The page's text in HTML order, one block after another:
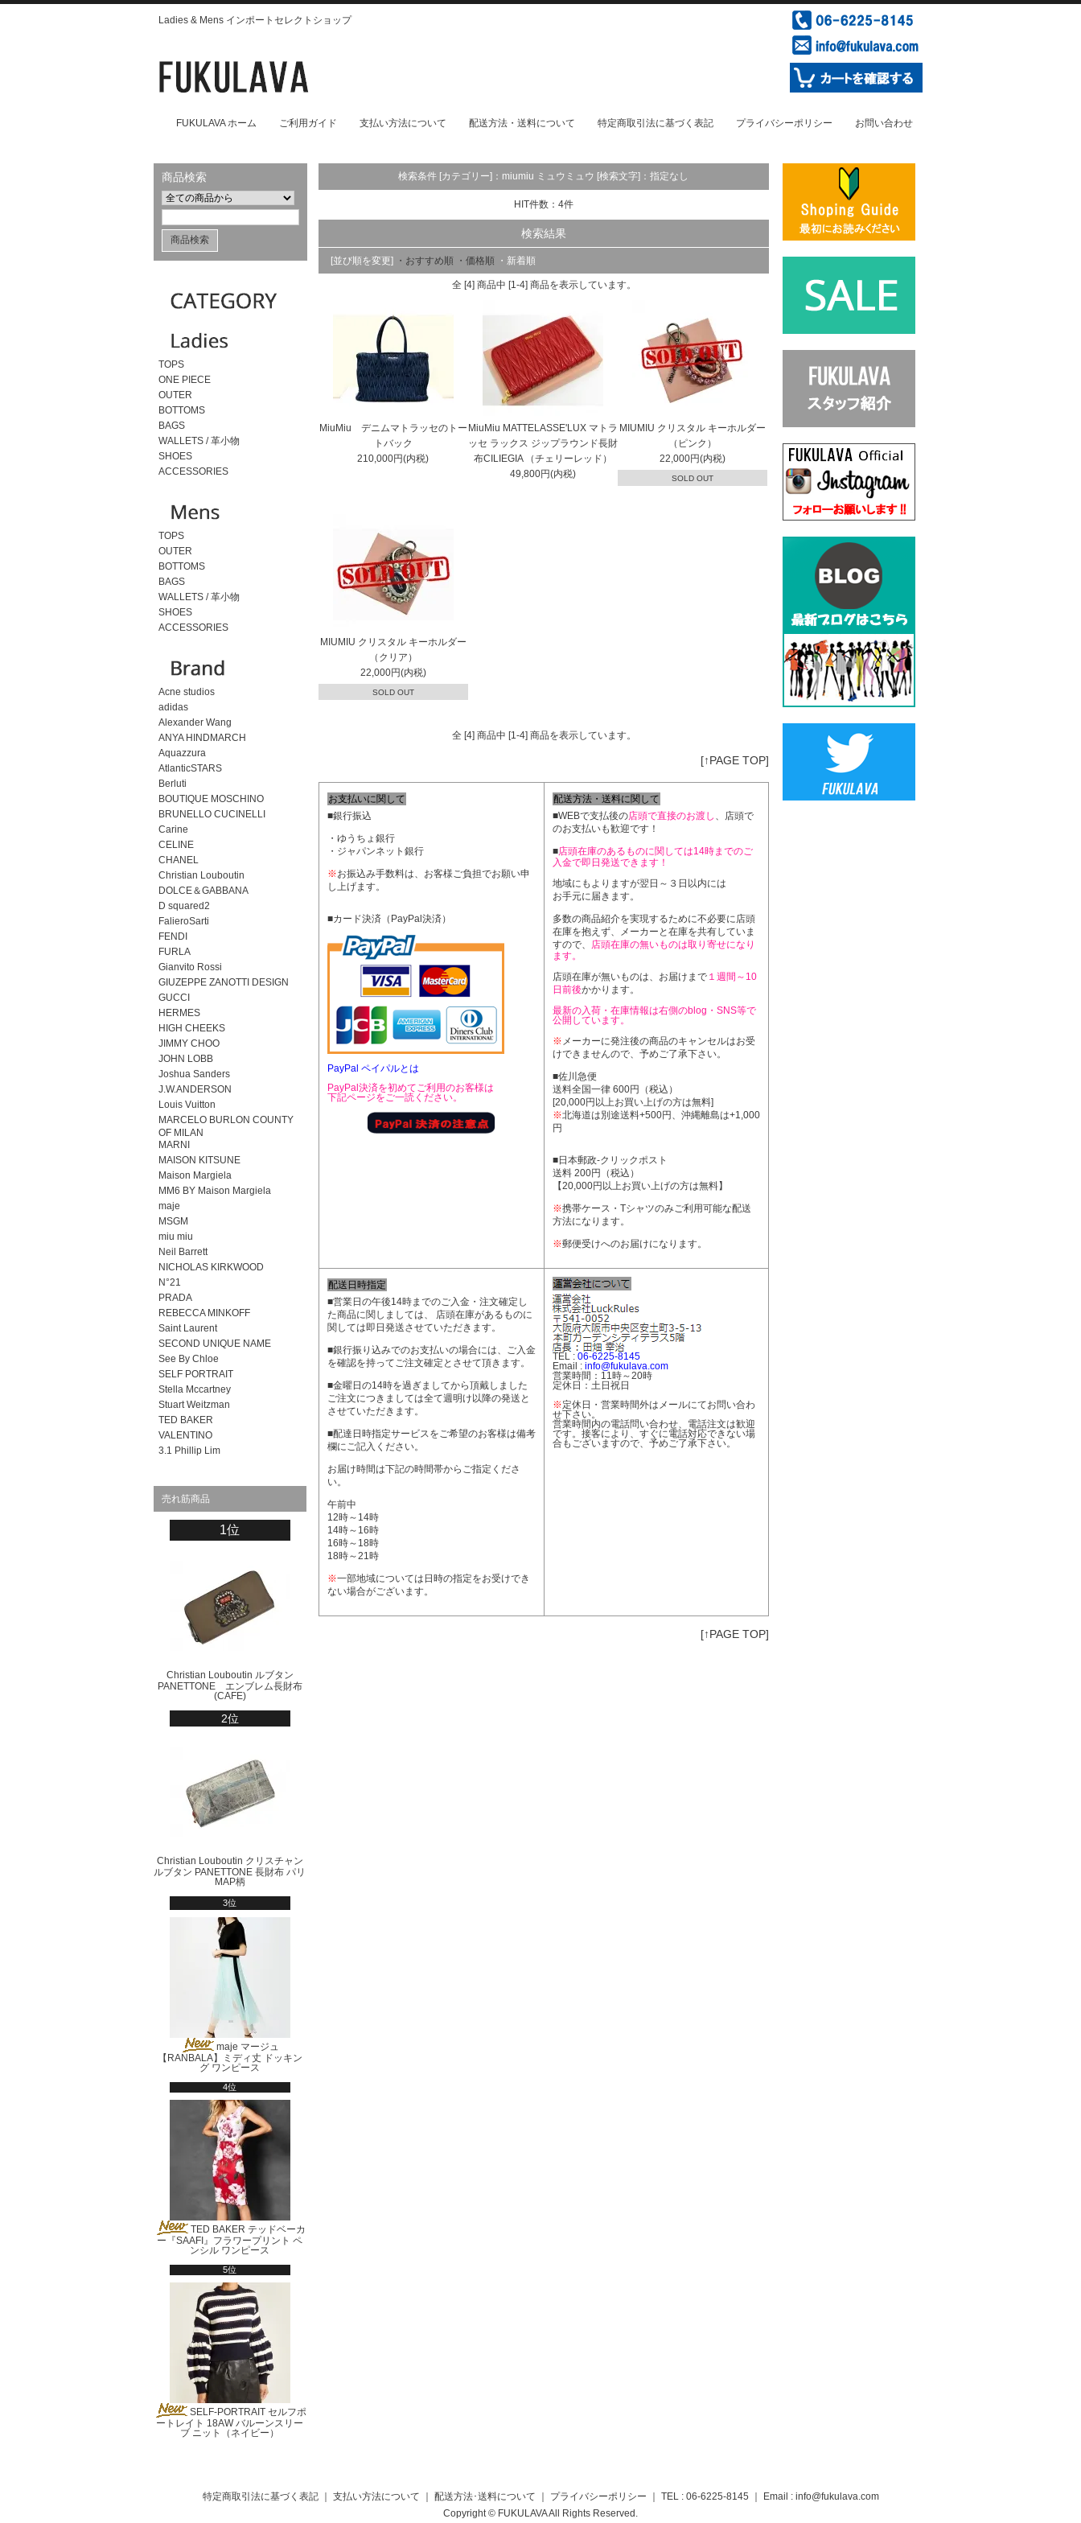
Ladies & Mens インポートセレクトショップ
FUKULAVA ホーム ご利用ガイド 支払い方法について 配送方法・送料について 特定商取引法に基づく表記 プライバシーポリシー お問い合わせ
商品検索
TOPS
ONE PIECE
OUTER
BOTTOMS
BAGS
WALLETS / 革小物
SHOES
ACCESSORIES
TOPS
OUTER
BOTTOMS
BAGS
WALLETS / 革小物
SHOES
ACCESSORIES
Acne studios
adidas
Alexander Wang
ANYA HINDMARCH
Aquazzura
AtlanticSTARS
Berluti
BOUTIQUE MOSCHINO
BRUNELLO CUCINELLI
Carine
CELINE
CHANEL
Christian Louboutin
DOLCE＆GABBANA
D squared2
FalieroSarti
FENDI
FURLA
Gianvito Rossi
GIUZEPPE ZANOTTI DESIGN
GUCCI
HERMES
HIGH CHEEKS
JIMMY CHOO
JOHN LOBB
Joshua Sanders
J.W.ANDERSON
Louis Vuitton
MARCELO BURLON COUNTY
OF MILAN
MARNI
MAISON KITSUNE
Maison Margiela
MM6 BY Maison Margiela
maje
MSGM
miu miu
Neil Barrett
NICHOLAS KIRKWOOD
N°21
PRADA
REBECCA MINKOFF
Saint Laurent
SECOND UNIQUE NAME
See By Chloe
SELF PORTRAIT
Stella Mccartney
Stuart Weitzman
TED BAKER
VALENTINO
3.1 Phillip Lim
売れ筋商品
1位
Christian Louboutin ルブタン
PANETTONE エンブレム長財布
(CAFE)
2位
Christian Louboutin クリスチャン
ルブタン PANETTONE 長財布 パリ
MAP柄
3位
maje マージュ
【RANBALA】ミディ丈 ドッキン
グ ワンピース
4位
TED BAKER テッドベーカ
ー『SAAFI』フラワープリント ペ
ンシル ワンピース
5位
SELF-PORTRAIT セルフポ
ートレイト 18AW バルーンスリー
ブ ニット（ネイビー）
検索条件 [カテゴリー]： miumiu ミュウミュウ [検索文字]： 指定なし
HIT件数： 4件
検索結果
[並び順を変更] ・おすすめ順 ・価格順 ・新着順
全 [4] 商品中 [1-4] 商品を表示しています。
MiuMiu デニムマトラッセのトー
トバック
210,000円(内税)
MiuMiu MATTELASSE'LUX マトラ
ッセ ラックス ジップラウンド長財
布CILIEGIA （チェリーレッド）
49,800円(内税)
MIUMIU クリスタル キーホルダー
（ピンク）
22,000円(内税)
SOLD OUT
MIUMIU クリスタル キーホルダー
（クリア）
22,000円(内税)
SOLD OUT
全 [4] 商品中 [1-4] 商品を表示しています。
[↑PAGE TOP]
お支払いに関して
■銀行振込
・ゆうちょ銀行
・ジャパンネット銀行
※お振込み手数料は、お客様ご負担でお願い申
し上げます。
■カード決済（PayPal決済）
PayPal ペイパルとは
PayPal決済を初めてご利用のお客様は
下記ページをご一読ください。
配送方法・送料に関して
■WEBで支払後の店頭で直接のお渡し 、店頭で
のお支払いも歓迎です！
■店頭在庫のあるものに関しては14時までのご
入金で即日発送できます！
地域にもよりますが翌日～３日以内には
お手元に届きます。
多数の商品紹介を実現するために不必要に店頭
在庫を抱えず、メーカーと在庫を共有していま
すので、
店頭在庫の無いものは取り寄せになり
ます。
店頭在庫が無いものは、お届けまで１週間～10
日前後かかります。
最新の入荷・在庫情報は右側のblog・SNS等で
公開しています。
※ メーカーに発注後の商品のキャンセルはお受
けできませんので、予めご了承下さい。
■佐川急便
送料全国一律 600円（税込）
[20,000円以上お買い上げの方は無料]
※北海道は別途送料+500円、沖縄離島は+1,000
円
■日本郵政-クリックポスト
送料 200円（税込）
【20,000円以上お買い上げの方は無料】
※携帯ケース・Tシャツのみご利用可能な配送
方法になります。
※郵便受けへのお届けになります。
配送日時指定
■営業日の午後14時までのご入金・注文確定し
た商品に関しましては、 店頭在庫があるものに
関しては即日発送させていただきます。
■銀行振り込みでのお支払いの場合には、ご入金
を確認を持ってご注文確定とさせて頂きます。
■金曜日の14時を過ぎましてから頂戴しました
ご注文につきましては全て週明け以降の発送と
させていただきます。
■配達日時指定サービスをご希望のお客様は備考
欄にご記入ください。
お届け時間は下記の時間帯からご指定くださ
い。
午前中
12時～14時
14時～16時
16時～18時
18時～21時
※一部地域については日時の指定をお受けでき
ない場合がございます。
TEL : 06-6225-8145
Email : info@fukulava.com
営業時間：11時～20時
定休日：土日祝日
※定休日・営業時間外はメールにてお問い合わ
せ下さい。
営業時間内の電話問い合わせ、電話注文は歓迎
です。接客により、すぐに電話対応できない場
合もございますので、予めご了承下さい。
[↑PAGE TOP]
特定商取引法に基づく表記｜ 支払い方法について 配送方法･送料について プライバシーポリシー ｜ TEL : 06-6225-8145 ｜ Email : info@fukulava.com
Copyright © FUKULAVA All Rights Reserved.